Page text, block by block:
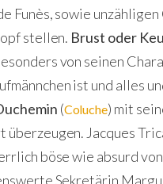
Funès, sowie
stellen. Brust oder
von seinen
ist und alles
(Coluche) mit
überzeugen. Jacques
böse wie absurd von
Sekretärin